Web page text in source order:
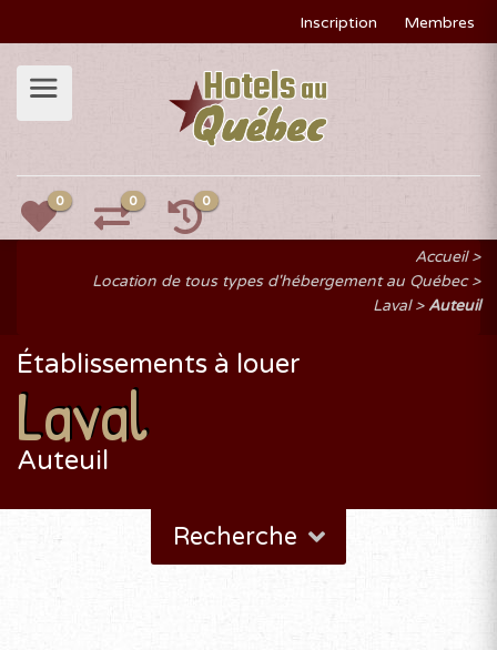
Inscription Membres
0 0 0
Accueil
Location de tous types d'hébergement au Québec
Laval
Auteuil
Établissements à louer
Laval
Auteuil
Recherche